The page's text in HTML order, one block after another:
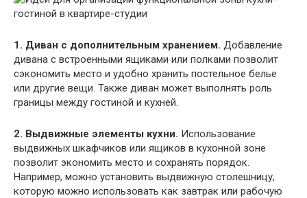
1. Диван с дополнительным хранением. Добавление
дивана с встроенными ящиками или полками позволит
сэкономить место и удобно хранить постельное белье
или другие вещи. Также диван может выполнять роль
границы между гостиной и кухней.
2. Выдвижные элементы кухни. Использование
выдвижных шкафчиков или ящиков в кухонной зоне
позволит экономить место и сохранять порядок.
Например, можно установить выдвижную столешницу,
которую можно использовать как завтрак или рабочую